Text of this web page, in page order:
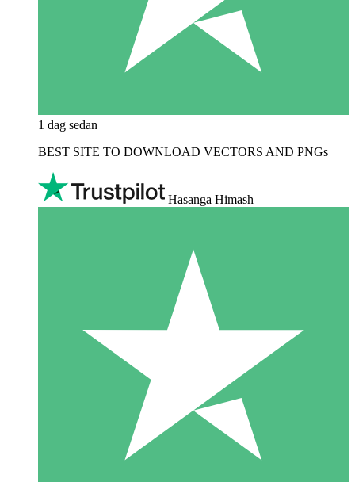
1 dag sedan
BEST SITE TO DOWNLOAD VECTORS AND PNGs
Hasanga Himash